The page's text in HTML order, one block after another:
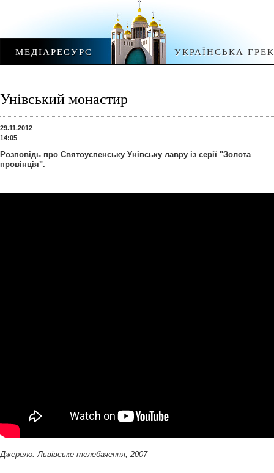
МЕДІАРЕСУРС УКРАЇНСЬКА
Унівський монастир
29.11.2012
14:05
Розповідь про Святоуспенську Унівську лавру із серії "Золота
провінція".
Джерело: Львівське телебачення, 2007